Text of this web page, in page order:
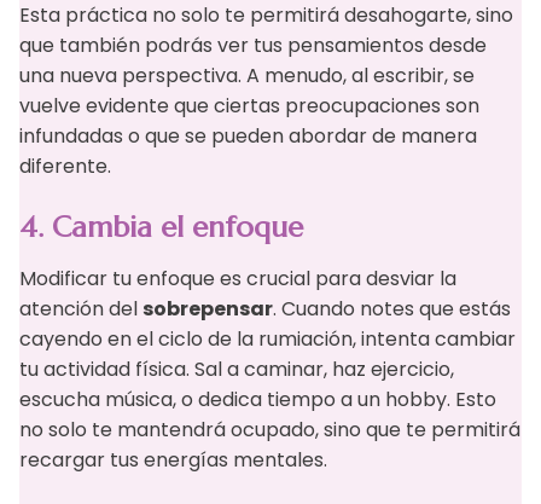
Esta práctica no solo te permitirá desahogarte, sino
que también podrás ver tus pensamientos desde
una nueva perspectiva. A menudo, al escribir, se
vuelve evidente que ciertas preocupaciones son
infundadas o que se pueden abordar de manera
diferente.
4. Cambia el enfoque
Modificar tu enfoque es crucial para desviar la
atención del sobrepensar. Cuando notes que estás
cayendo en el ciclo de la rumiación, intenta cambiar
tu actividad física. Sal a caminar, haz ejercicio,
escucha música, o dedica tiempo a un hobby. Esto
no solo te mantendrá ocupado, sino que te permitirá
recargar tus energías mentales.